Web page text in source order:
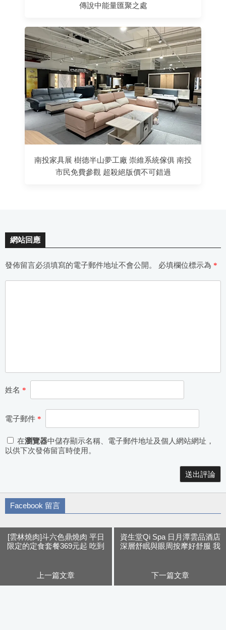
傳說中能量匯聚之處
南投家具展 樹德半山夢工廠 崇維系統傢俱 南投
市民免費參觀 超殺絕版價不可錯過
網站回應
發佈留言必須填寫的電子郵件地址不會公開。 必填欄位標示為 *
姓名 *
電子郵件 *
在瀏覽器中儲存顯示名稱、電子郵件地址及個人網站網址，
以供下次發佈留言時使用。
Facebook 留言
[雲林燒肉]斗六色鼎燒肉 平日
限定的定食套餐369元起 吃到
上一篇文章
資生堂Qi Spa 日月潭雲品酒店
深層舒眠與眼周按摩好舒服 我
下一篇文章